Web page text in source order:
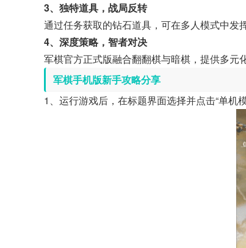
3、独特道具，战局反转
通过任务获取的钻石道具，可在多人模式中发
4、深度策略，智者对决
军棋官方正式版融合翻翻棋与暗棋，提供多元
军棋手机版新手攻略分享
1、运行游戏后，在标题界面选择并点击“单机